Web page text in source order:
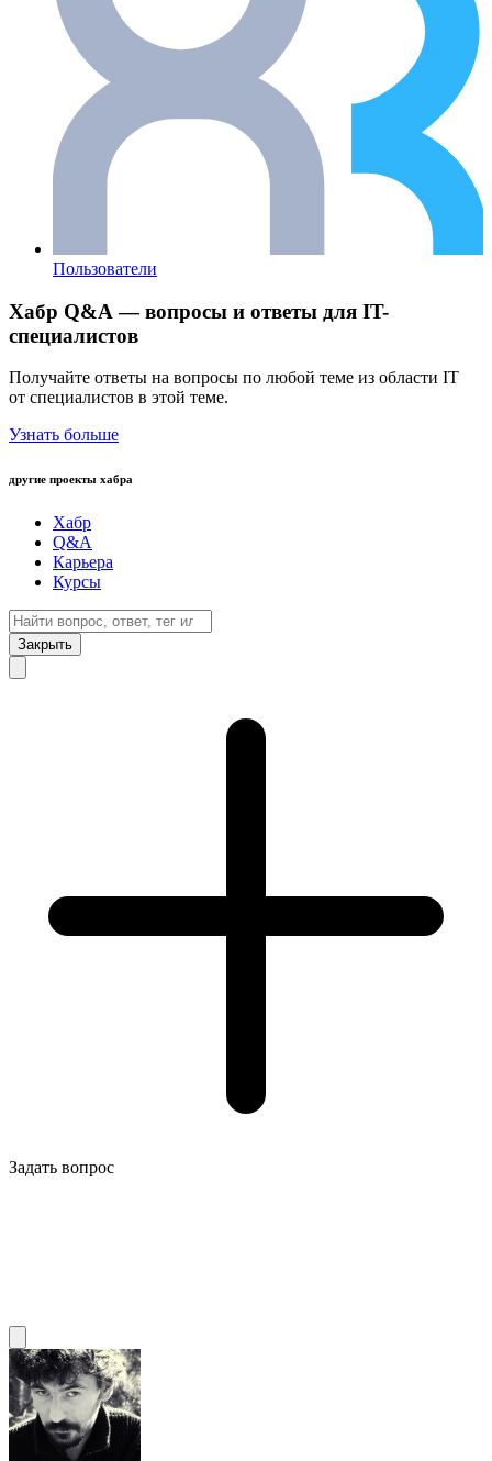
Пользователи
Хабр Q&A — вопросы и ответы для IT-
специалистов
Получайте ответы на вопросы по любой теме из области IT
от специалистов в этой теме.
Узнать больше
другие проекты хабра
Хабр
Q&A
Карьера
Курсы
Закрыть
Задать вопрос